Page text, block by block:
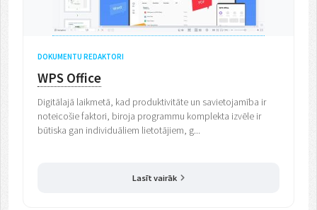
DOKUMENTU REDAKTORI
WPS Office
Digitālajā laikmetā, kad produktivitāte un savietojamība ir
noteicošie faktori, biroja programmu komplekta izvēle ir
būtiska gan individuāliem lietotājiem, g...
Lasīt vairāk